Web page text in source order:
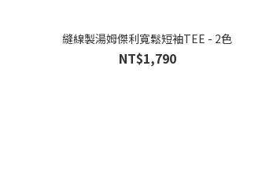
縫線製湯姆傑利寬鬆短袖TEE - 2色
NT$1,790